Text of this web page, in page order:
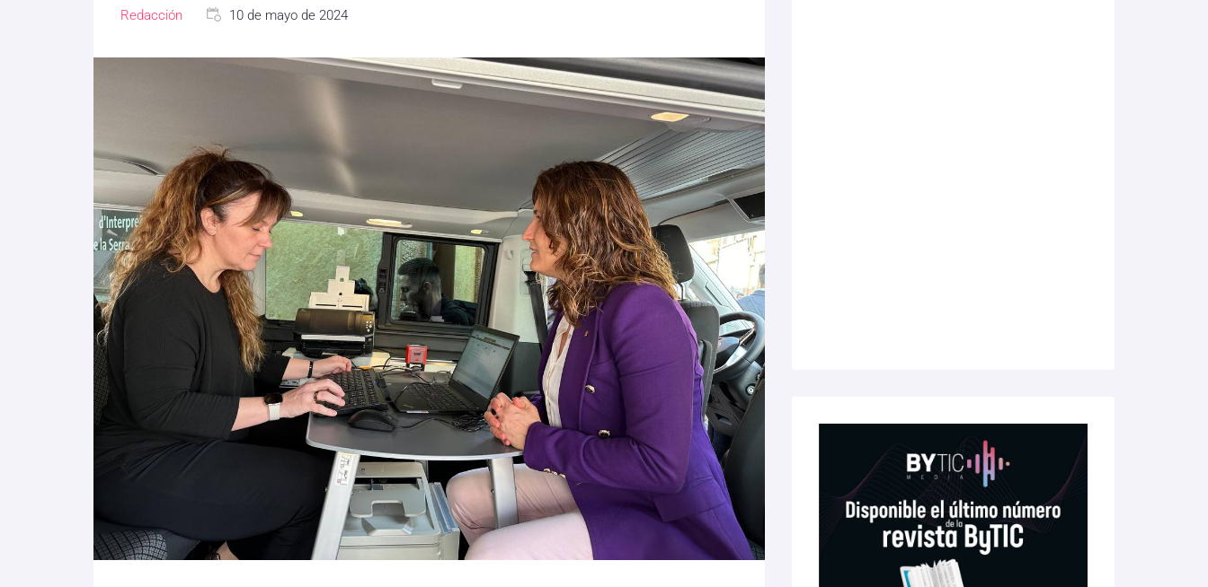
Redacción 10 de mayo de 2024